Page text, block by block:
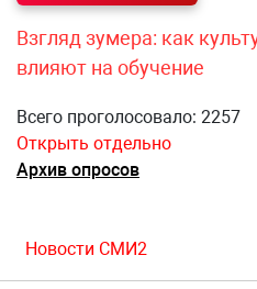
Взгляд зумера: как
влияют на обучение
Всего проголосовало: 2257
Открыть отдельно
Архив опросов
Новости СМИ2